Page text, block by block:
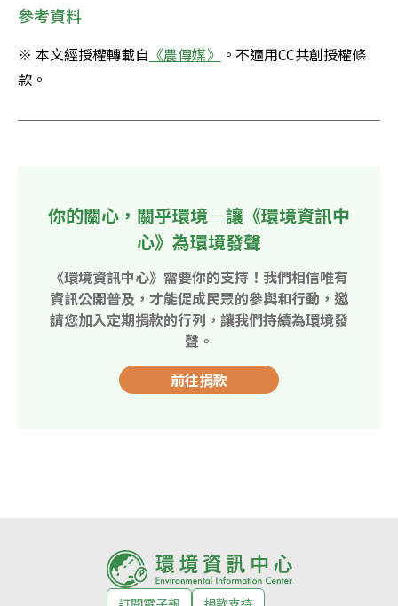
參考資料
※ 本文經授權轉載自 《農傳媒》 。不適用CC共創授權條
款。
你的關心，關乎環境—讓《環境資訊中
心》為環境發聲
《環境資訊中心》需要你的支持！我們相信唯有
資訊公開普及，才能促成民眾的參與和行動，邀
請您加入定期捐款的行列，讓我們持續為環境發
聲。
前往捐款